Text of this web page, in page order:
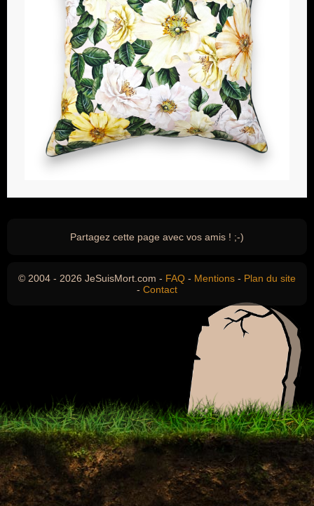
Partagez cette page avec vos amis ! ;-)
© 2004 - 2026 JeSuisMort.com - FAQ - Mentions - Plan du site
- Contact